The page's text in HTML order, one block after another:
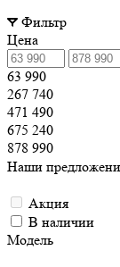
Фильтр
Цена
63 990
267 740
471 490
675 240
878 990
Наши
Акция
В наличии
Модель